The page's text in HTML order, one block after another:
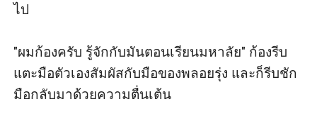
ไป
"ผมก้องครับ รู้จักกับมันตอนเรียนมหาลัย" ก้องรีบ
แตะมือตัวเองสัมผัสกับมือของพลอยรุ่ง และก็รีบชัก
มือกลับมาด้วยความตื่นเต้น